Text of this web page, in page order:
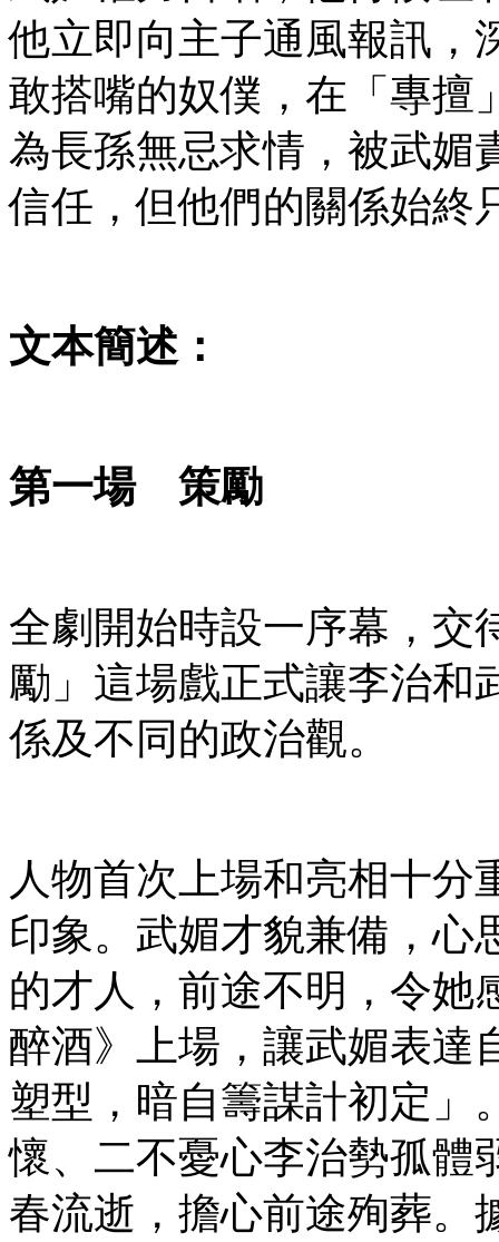
他立即向主子通風報訊，
敢搭嘴的奴僕，在「專擅
為長孫無忌求情，被武媚
信任，但他們的關係始終
文本簡述：
第一場 策勵
全劇開始時設一序幕，交
勵」這場戲正式讓李治和
係及不同的政治觀。
人物首次上場和亮相十分
印象。武媚才貌兼備，心
的才人，前途不明，令她
醉酒》上場，讓武媚表達
塑型，暗自籌謀計初定」
懷、二不憂心李治勢孤體
春流逝，擔心前途殉葬。